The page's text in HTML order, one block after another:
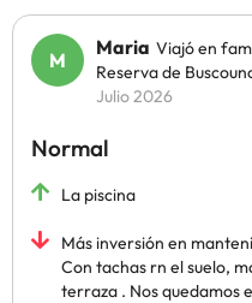
Maria Viajó en
Reserva de
Julio 2026
Normal
La piscina
Más inversión en
Con tachas rn el suelo,
terraza . Nos quedamos